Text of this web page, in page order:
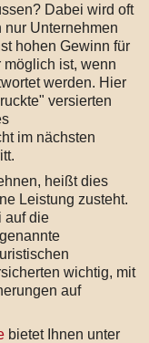
Dabei wird oft
Unternehmen
hohen Gewinn für
ist, wenn
werden. Hier
versierten
im nächsten
heißt dies
Leistung zusteht.
auf die
wichtig, mit
auf
bietet Ihnen unter